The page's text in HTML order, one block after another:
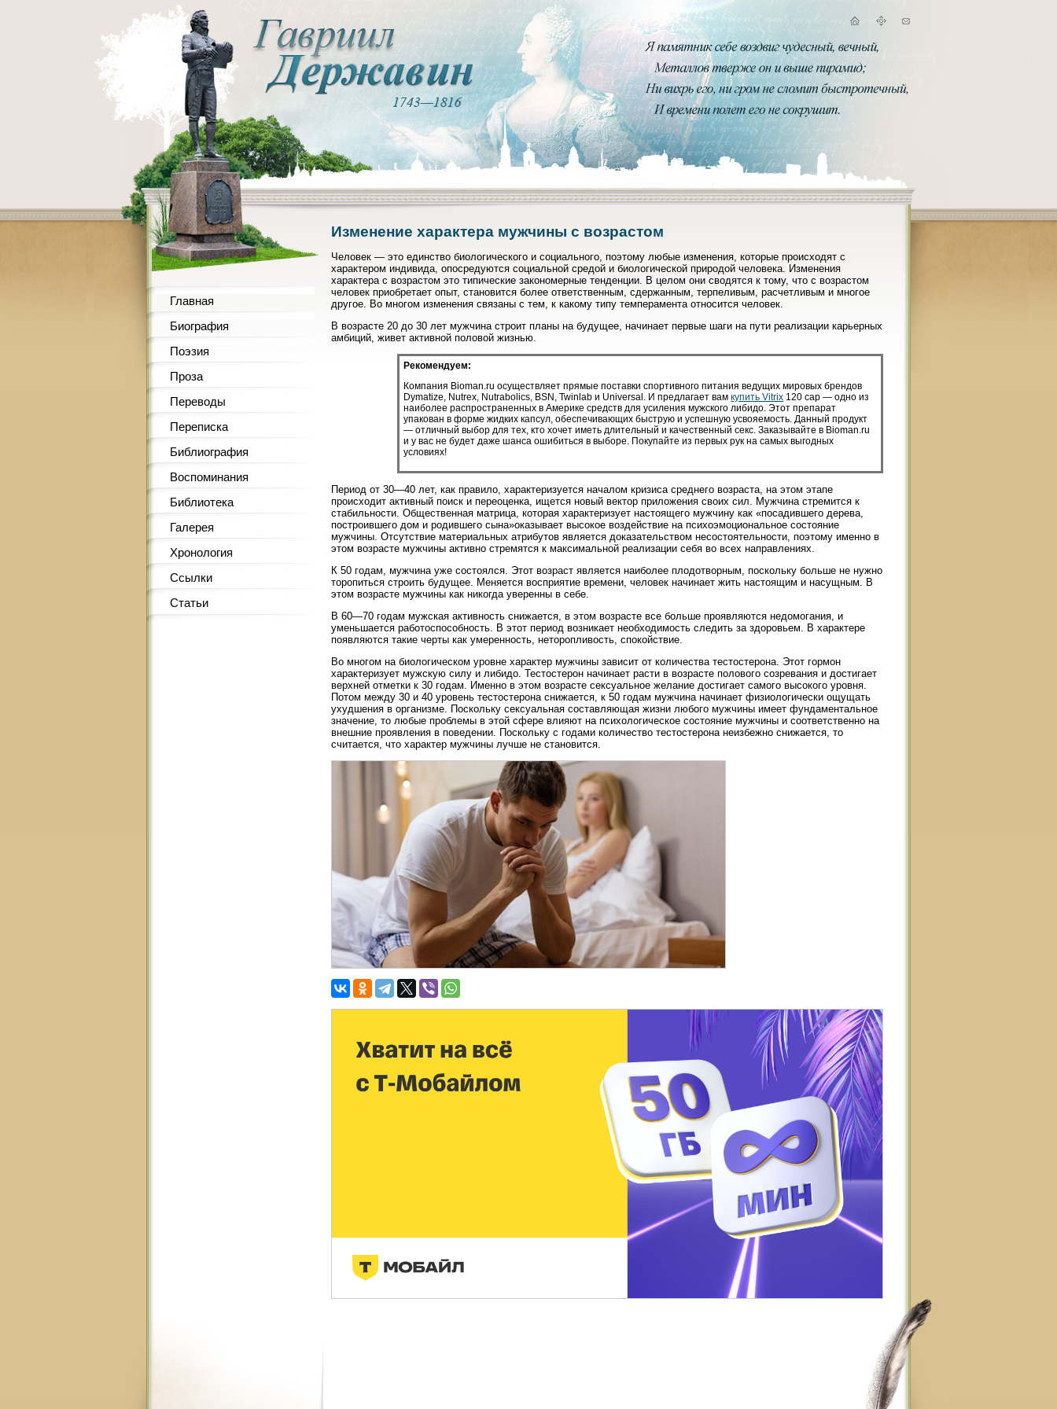
Главная
Биография
Поэзия
Проза
Переводы
Переписка
Библиография
Воспоминания
Библиотека
Галерея
Хронология
Ссылки
Статьи
Изменение характера мужчины с возрастом
Человек — это единство биологического и социального, поэтому любые изменения, которые происходят с
характером индивида, опосредуются социальной средой и биологической природой человека. Изменения
характера с возрастом это типические закономерные тенденции. В целом они сводятся к тому, что с возрастом
человек приобретает опыт, становится более ответственным, сдержанным, терпеливым, расчетливым и многое
другое. Во многом изменения связаны с тем, к какому типу темперамента относится человек.
В возрасте 20 до 30 лет мужчина строит планы на будущее, начинает первые шаги на пути реализации карьерных
амбиций, живет активной половой жизнью.
Рекомендуем:
Компания Bioman.ru осуществляет прямые поставки спортивного питания ведущих мировых брендов
Dymatize, Nutrex, Nutrabolics, BSN, Twinlab и Universal. И предлагает вамкупить Vitrix 120 cap — одно из
наиболее распространенных в Америке средств для усиления мужского либидо. Этот препарат
упакован в форме жидких капсул, обеспечивающих быструю и успешную усвояемость. Данный продукт
— отличный выбор для тех, кто хочет иметь длительный и качественный секс. Заказывайте в Bioman.ru
и у вас не будет даже шанса ошибиться в выборе. Покупайте из первых рук на самых выгодных
условиях!
Период от 30—40 лет, как правило, характеризуется началом кризиса среднего возраста, на этом этапе
происходит активный поиск и переоценка, ищется новый вектор приложения своих сил. Мужчина стремится к
стабильности. Общественная матрица, которая характеризует настоящего мужчину как «посадившего дерева,
построившего дом и родившего сына»оказывает высокое воздействие на психоэмоциональное состояние
мужчины. Отсутствие материальных атрибутов является доказательством несостоятельности, поэтому именно в
этом возрасте мужчины активно стремятся к максимальной реализации себя во всех направлениях.
К 50 годам, мужчина уже состоялся. Этот возраст является наиболее плодотворным, поскольку больше не нужно
торопиться строить будущее. Меняется восприятие времени, человек начинает жить настоящим и насущным. В
этом возрасте мужчины как никогда уверенны в себе.
В 60—70 годам мужская активность снижается, в этом возрасте все больше проявляются недомогания, и
уменьшается работоспособность. В этот период возникает необходимость следить за здоровьем. В характере
появляются такие черты как умеренность, неторопливость, спокойствие.
Во многом на биологическом уровне характер мужчины зависит от количества тестостерона. Этот гормон
характеризует мужскую силу и либидо. Тестостерон начинает расти в возрасте полового созревания и достигает
верхней отметки к 30 годам. Именно в этом возрасте сексуальное желание достигает самого высокого уровня.
Потом между 30 и 40 уровень тестостерона снижается, к 50 годам мужчина начинает физиологически ощущать
ухудшения в организме. Поскольку сексуальная составляющая жизни любого мужчины имеет фундаментальное
значение, то любые проблемы в этой сфере влияют на психологическое состояние мужчины и соответственно на
внешние проявления в поведении. Поскольку с годами количество тестостерона неизбежно снижается, то
считается, что характер мужчины лучше не становится.